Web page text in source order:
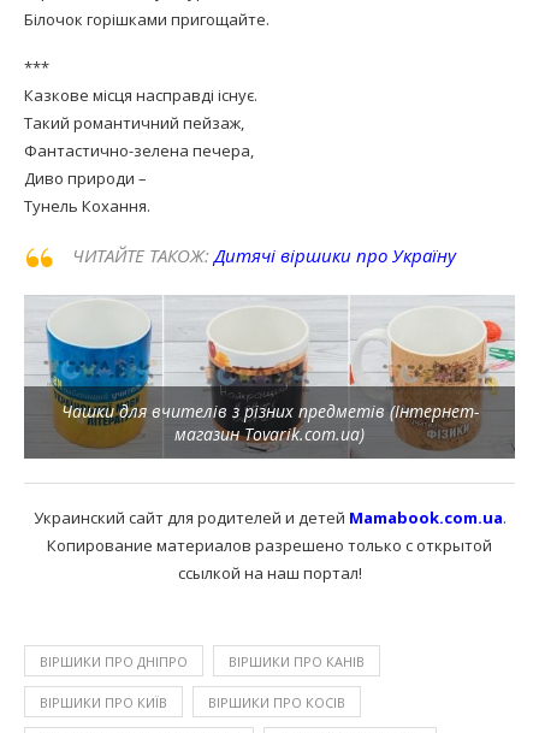
Білочок горішками пригощайте.
***
Казкове місця насправді існує.
Такий романтичний пейзаж,
Фантастично-зелена печера,
Диво природи –
Тунель Кохання.
ЧИТАЙТЕ ТАКОЖ: Дитячі віршики про Україну
Чашки для вчителів з різних предметів (Інтернет-
магазин Tovarik.com.ua)
Украинский сайт для родителей и детей Mamabook.com.ua.
Копирование материалов разрешено только с открытой
ссылкой на наш портал!
ВІРШИКИ ПРО ДНІПРО ВІРШИКИ ПРО КАНІВ
ВІРШИКИ ПРО КИЇВ ВІРШИКИ ПРО КОСІВ